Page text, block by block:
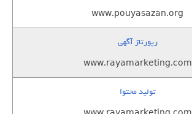
www.pouyasazan.org
رپورتاژ آگهی
www.rayamarketing.com
تولید محتوا